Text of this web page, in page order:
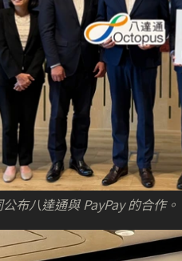
布八達通與 PayPay 的合作。